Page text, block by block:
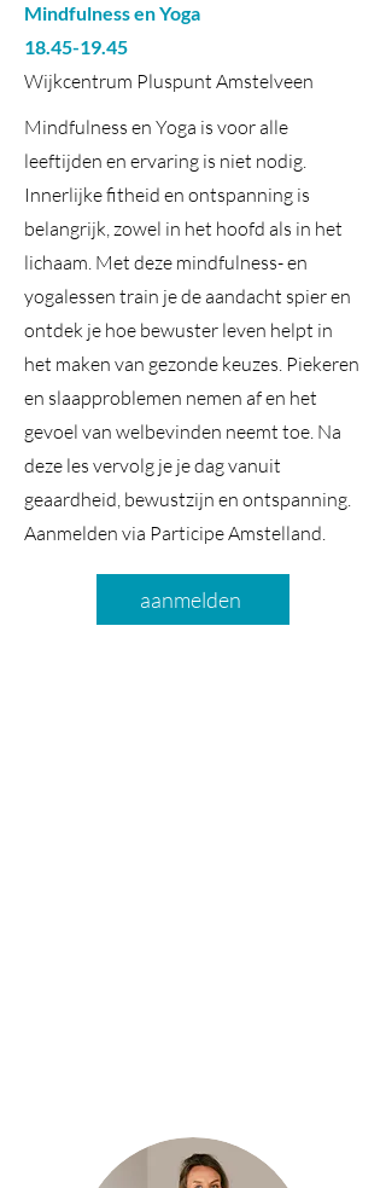
Mindfulness en Yoga
18.45-19.45
Wijkcentrum Pluspunt Amstelveen
Mindfulness en Yoga is voor alle
leeftijden en ervaring is niet nodig.
Innerlijke fitheid en ontspanning is
belangrijk, zowel in het hoofd als in het
lichaam. Met deze mindfulness- en
yogalessen train je de aandacht spier en
ontdek je hoe bewuster leven helpt in
het maken van gezonde keuzes. Piekeren
en slaapproblemen nemen af en het
gevoel van welbevinden neemt toe. Na
deze les vervolg je je dag vanuit
geaardheid, bewustzijn en ontspanning.
Aanmelden via Participe Amstelland.
aanmelden